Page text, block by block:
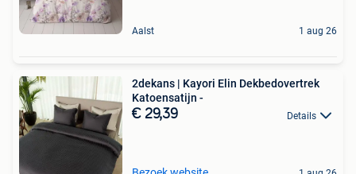
Aalst 1 aug 26
2dekans | Kayori Elin Dekbedovertrek
Katoensatijn -
€ 29,39 Details